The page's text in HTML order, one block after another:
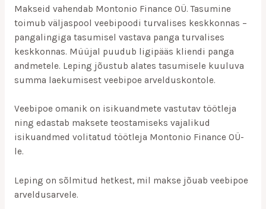
Makseid vahendab Montonio Finance OÜ. Tasumine
toimub väljaspool veebipoodi turvalises keskkonnas –
pangalingiga tasumisel vastava panga turvalises
keskkonnas. Müüjal puudub ligipääs kliendi panga
andmetele. Leping jõustub alates tasumisele kuuluva
summa laekumisest veebipoe arvelduskontole.
Veebipoe omanik on isikuandmete vastutav töötleja
ning edastab maksete teostamiseks vajalikud
isikuandmed volitatud töötleja Montonio Finance OÜ-
le.
Leping on sõlmitud hetkest, mil makse jõuab veebipoe
arveldusarvele.